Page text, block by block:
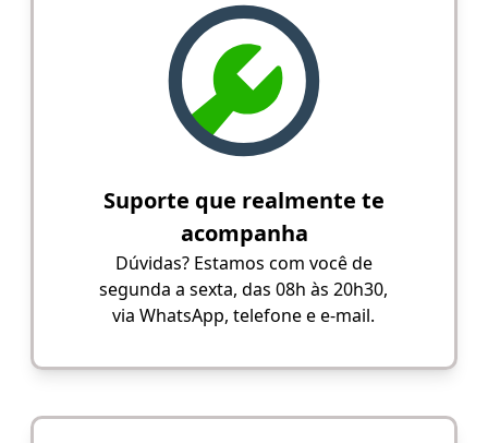
Suporte que realmente te
acompanha
Dúvidas? Estamos com você de
segunda a sexta, das 08h às 20h30,
via WhatsApp, telefone e e-mail.